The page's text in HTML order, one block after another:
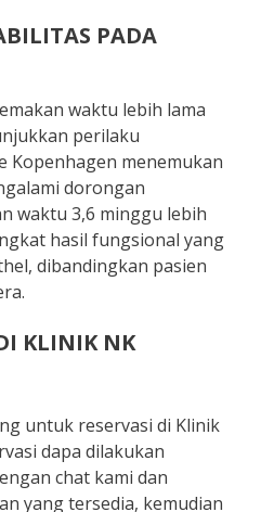
PADA
waktu lebih lama
perilaku
Kopenhagen menemukan
dorongan
waktu 3,6 minggu lebih
hasil fungsional yang
dibandingkan pasien
KLINIK NK
untuk reservasi di Klinik
dapa dilakukan
chat kami dan
yang tersedia, kemudian